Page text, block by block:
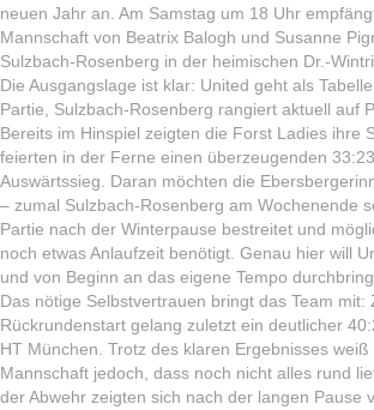
neuen Jahr an. Am Samstag um 18 Uhr
Mannschaft von Beatrix Balogh und Susanne
Sulzbach-Rosenberg in der heimischen Dr.-
Die Ausgangslage ist klar: United geht als
Partie, Sulzbach-Rosenberg rangiert aktuell auf
Bereits im Hinspiel zeigten die Forst Ladies ihre
feierten in der Ferne einen überzeugenden
Auswärtssieg. Daran möchten die
– zumal Sulzbach-Rosenberg am Wochenende
Partie nach der Winterpause bestreitet und
noch etwas Anlaufzeit benötigt. Genau hier will
und von Beginn an das eigene Tempo
Das nötige Selbstvertrauen bringt das Team mit:
Rückrundenstart gelang zuletzt ein deutlicher
HT München. Trotz des klaren Ergebnisses weiß
Mannschaft jedoch, dass noch nicht alles rund
der Abwehr zeigten sich nach der langen Pause